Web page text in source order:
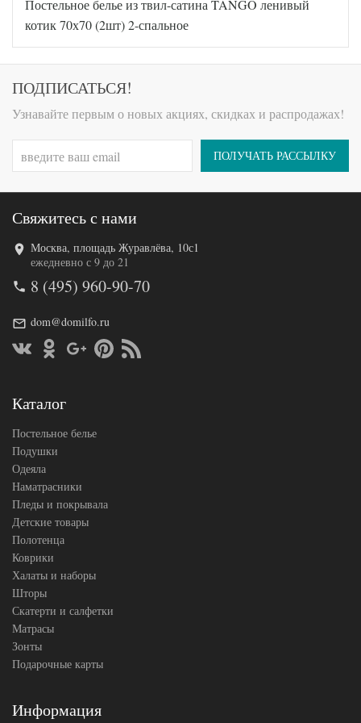
Артикул
TT1247
23
Ткань
Твил
Размер
пододеяльника
Размер
простыни
220х245
Размер
70х70
Tango
(Китай)
Код товара
577-932
Артикул
58
Размер
180х210
Размер
220х245
Постельное белье из твил-сатина TANGO ленивый
котик 70х70 (2шт) 2-спальное
ПОДПИСАТЬСЯ!
Узнавайте первым о новых акциях, скидках и распродажах!
ПОЛУЧАТЬ РАССЫЛКУ
Свяжитесь с нами
Москва, площадь Журавлёва, 10с1
ежедневно с 9 до 21
8 (495) 960-90-70
dom@domilfo.ru
Каталог
Постельное белье
Подушки
Одеяла
Наматрасники
Пледы и покрывала
Детские товары
Полотенца
Коврики
Халаты и наборы
Шторы
Скатерти и салфетки
Матрасы
Зонты
Подарочные карты
Информация